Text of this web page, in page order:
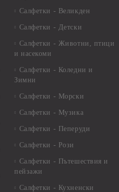
Салфетки - Великден
Салфетки - Детски
Салфетки - Животни, птици
и насекоми
Салфетки - Коледни и
Зимни
Салфетки - Морски
Салфетки - Музика
Салфетки - Пеперуди
Салфетки - Рози
Салфетки - Пътешествия и
пейзажи
Салфетки - Кухненски